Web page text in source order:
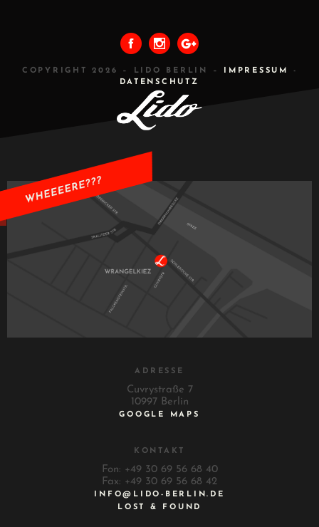
COPYRIGHT 2026 – LIDO BERLIN – IMPRESSUM
-
DATENSCHUTZ
ADRESSE
Cuvrystraße 7
10997 Berlin
GOOGLE MAPS
KONTAKT
Fon: +49 30 69 56 68 40
Fax: +49 30 69 56 68 42
INFO@LIDO-BERLIN.DE
LOST & FOUND